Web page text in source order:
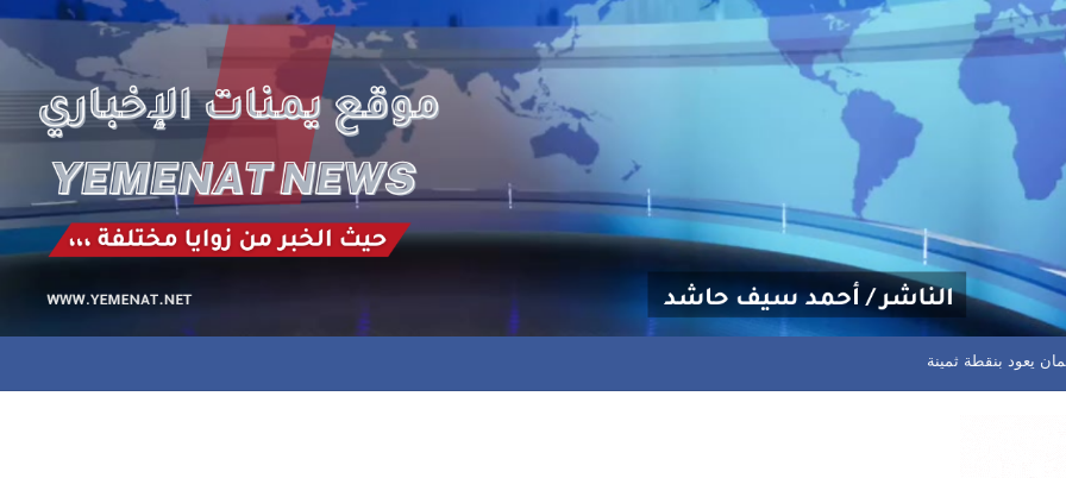
وجهاز أمن الدولة